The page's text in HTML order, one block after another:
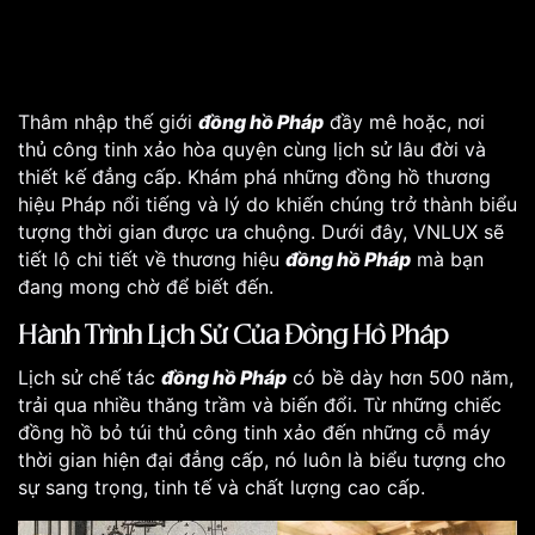
Thâm nhập thế giới đồng hồ Pháp đầy mê hoặc, nơi
thủ công tinh xảo hòa quyện cùng lịch sử lâu đời và
thiết kế đẳng cấp. Khám phá những đồng hồ thương
hiệu Pháp nổi tiếng và lý do khiến chúng trở thành biểu
tượng thời gian được ưa chuộng. Dưới đây, VNLUX sẽ
tiết lộ chi tiết về thương hiệu đồng hồ Pháp mà bạn
đang mong chờ để biết đến.
Hành Trình Lịch Sử Của Đồng Hồ Pháp
Lịch sử chế tác đồng hồ Pháp có bề dày hơn 500 năm,
trải qua nhiều thăng trầm và biến đổi. Từ những chiếc
đồng hồ bỏ túi thủ công tinh xảo đến những cỗ máy
thời gian hiện đại đẳng cấp, nó luôn là biểu tượng cho
sự sang trọng, tinh tế và chất lượng cao cấp.